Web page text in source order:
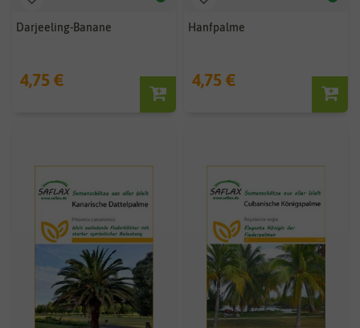
Darjeeling-Banane
4,75 €
Hanfpalme
4,75 €